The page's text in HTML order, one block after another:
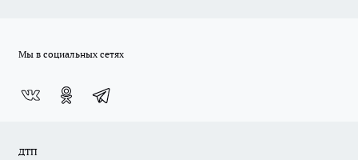
Мы в социальных сетях
ДТП